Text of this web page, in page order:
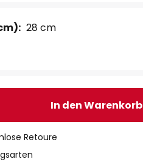
28 cm
In den Warenkorb
Retoure